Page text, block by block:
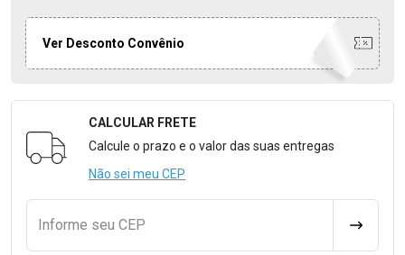
Ver Desconto Convênio
Formulário para Calcular o Frete
CALCULAR FRETE
Calcule o prazo e o valor das suas entregas
Não sei meu CEP
Informe seu CEP